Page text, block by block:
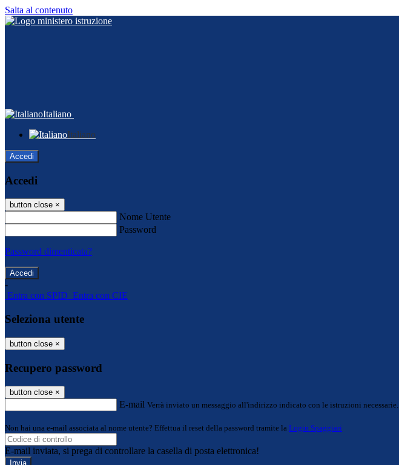
Salta al contenuto
Italiano
Italiano
Accedi
Accedi
button close ×
Nome Utente
Password
Password dimenticata?
-
Entra con SPID Entra con CIE
Seleziona utente
button close ×
Recupero password
button close ×
E-mail Verrà inviato un messaggio all'indirizzo indicato con le istruzioni necessarie.
Non hai una e-mail associata al nome utente? Effettua il reset della password tramite la Login Spaggiari
E-mail inviata, si prega di controllare la casella di posta elettronica!